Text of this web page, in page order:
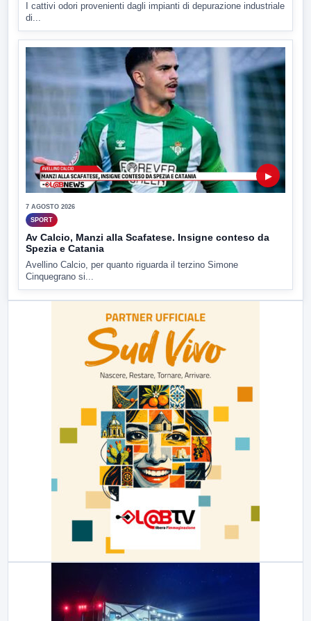
I cattivi odori provenienti dagli impianti di depurazione industriale
di...
▶
7 AGOSTO 2026
SPORT
Av Calcio, Manzi alla Scafatese. Insigne conteso da
Spezia e Catania
Avellino Calcio, per quanto riguarda il terzino Simone
Cinquegrano si...